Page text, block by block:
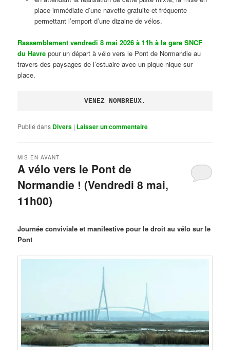
place immédiate d’une navette gratuite et fréquente
permettant l’emport d’une dizaine de vélos.
Rassemblement vendredi 8 mai 2026 à 11h à la gare SNCF
du Havre pour un départ à vélo vers le Pont de Normandie au
travers des paysages de l’estuaire avec un pique-nique sur
place.
VENEZ NOMBREUX.
Publié dans Divers | Laisser un commentaire
A vélo vers le Pont de
Normandie ! (Vendredi 8 mai,
11h00)
MIS EN AVANT
Journée conviviale et manifestive pour le droit au vélo sur le
Pont